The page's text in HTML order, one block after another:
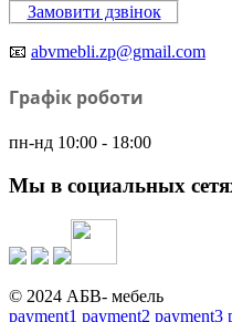
Замовити дзвінок
📧 abvmebli.zp@gmail.com
Графік роботи
пн-нд 10:00 - 18:00
Мы в социальных
© 2024 АБВ- мебель
payment1 payment2 payment3